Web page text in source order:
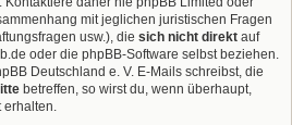
mit jeglichen juristischen Fragen
usw.), die sich nicht direkt auf
oder die phpBB-Software selbst beziehen.
Deutschland e. V. E-Mails schreibst, die
betreffen, so wirst du, wenn überhaupt,
erhalten.